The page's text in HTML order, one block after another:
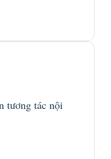
tương tác nội